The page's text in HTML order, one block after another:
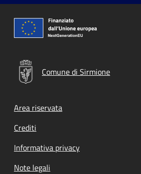
Comune di Sirmione
Footer menu
Area riservata
Crediti
Informativa privacy
Note legali